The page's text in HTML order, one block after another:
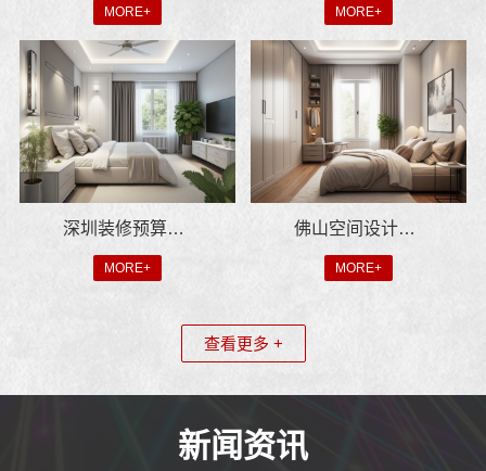
MORE+ MORE+
深圳装修预算清单零增项承诺_广东鼎饰空间装饰工程有限公司
MORE+
佛山空间设计优惠活动售后无忧选鼎饰
MORE+
查看更多 +
新闻资讯